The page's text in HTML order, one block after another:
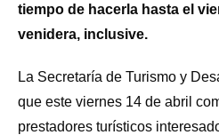
tiempo de hacerla hasta el
venidera, inclusive.
La Secretaría de Turismo y
que este viernes 14 de abril
prestadores turísticos